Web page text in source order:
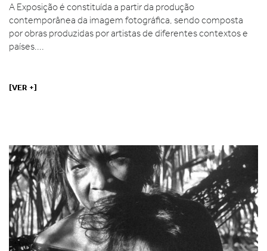
A Exposição é constituída a partir da produção
contemporânea da imagem fotográfica, sendo composta
por obras produzidas por artistas de diferentes contextos e
países....
[VER +]